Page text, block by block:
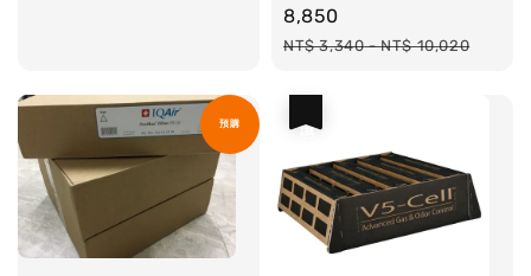
price
8,850
Regular
NT$ 3,340-NT$ 10,020
預購